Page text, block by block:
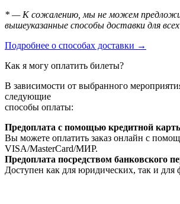
* — К сожалению, мы не можем
вышеуказанные способы доставки для
Подробнее о способах доставки →
Как я могу оплатить билеты?
В зависимости от выбранного
следующие
способы оплаты:
Предоплата с помощью кредитной
Вы можете оплатить заказ онлайн с
VISA/MasterСard/МИР.
Предоплата посредством банковского
Доступен как для юридических, так и для